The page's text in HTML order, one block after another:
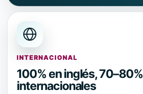
INTERNACIONAL
100% en inglés, 70–80%
internacionales